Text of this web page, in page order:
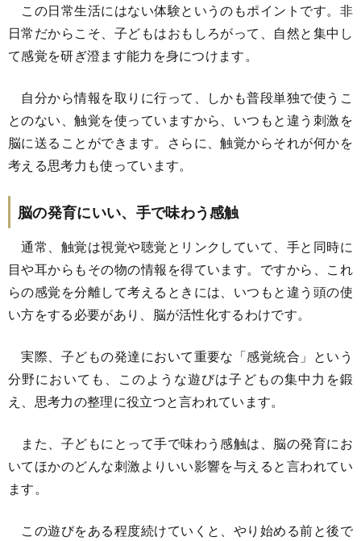
この日常生活にはない体験というのもポイントです。非
日常だからこそ、子どもはおもしろがって、自然と集中し
て感覚を研ぎ澄ます能力を身につけます。
自分から情報を取りに行って、しかも普段単独で使うこ
とのない、触覚を使っていますから、いつもと違う刺激を
脳に送ることができます。さらに、触覚からそれが何かを
考える思考力も使っています。
脳の発育にいい、手で味わう感触
通常、触覚は視覚や聴覚とリンクしていて、手と同時に
目や耳からもその物の情報を得ています。ですから、これ
らの感覚を分離して考えるときには、いつもと違う頭の使
い方をする必要があり、脳が活性化するわけです。
実際、子どもの発達において重要な「感覚統合」という
分野においても、このような遊びは子どもの集中力を鍛
え、思考力の整理に役立つと言われています。
また、子どもにとって手で味わう感触は、脳の発育にお
いてほかのどんな刺激よりいい影響を与えると言われてい
ます。
この遊びをある程度続けていくと、やり始める前と後で